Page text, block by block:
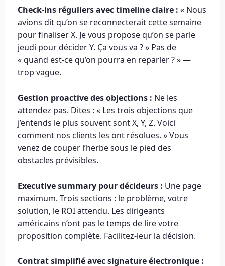
Check-ins réguliers avec timeline claire : « Nous
avions dit qu’on se reconnecterait cette semaine
pour finaliser X. Je vous propose qu’on se parle
jeudi pour décider Y. Ça vous va ? » Pas de
« quand est-ce qu’on pourra en reparler ? » —
trop vague.
Gestion proactive des objections : Ne les
attendez pas. Dites : « Les trois objections que
j’entends le plus souvent sont X, Y, Z. Voici
comment nos clients les ont résolues. » Vous
venez de couper l’herbe sous le pied des
obstacles prévisibles.
Executive summary pour décideurs : Une page
maximum. Trois sections : le problème, votre
solution, le ROI attendu. Les dirigeants
américains n’ont pas le temps de lire votre
proposition complète. Facilitez-leur la décision.
Contrat simplifié avec signature électronique :